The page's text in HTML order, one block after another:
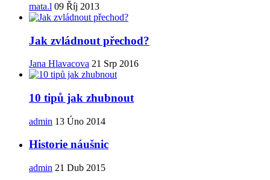
mata.l 09 Říj 2013
Jak zvládnout přechod?
Jana Hlavacova 21 Srp 2016
10 tipů jak zhubnout
admin 13 Úno 2014
Historie náušnic
admin 21 Dub 2015